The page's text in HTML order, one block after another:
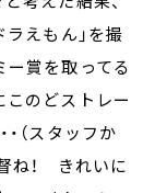
ラえもん」を撮
賞を取ってる
のどストレー
（スタッフか
ね！ きれいに